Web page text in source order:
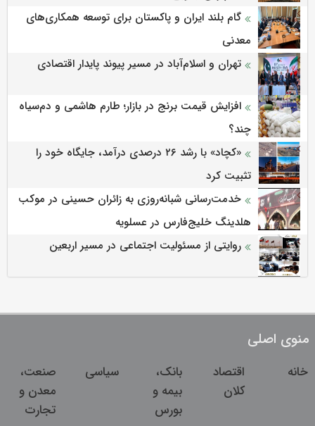
گام بلند ایران و پاکستان برای توسعه همکاری‌های
معدنی
تهران و اسلام‌آباد در مسیر پیوند پایدار اقتصادی
افزایش قیمت برنج در بازار؛ طارم هاشمی و دم‌سیاه
چند؟
«کچاد» با رشد ۲۶ درصدی درآمد، جایگاه خود را
تثبیت کرد
خدمت‌رسانی شبانه‌روزی به زائران حسینی در موکب
هلدینگ خلیج‌فارس در عسلویه
روایتی از مسئولیت اجتماعی در مسیر اربعین
منوی اصلی
خانه
اقتصاد
کلان
بانک،
بیمه و
بورس
سیاسی
صنعت،
معدن و
تجارت